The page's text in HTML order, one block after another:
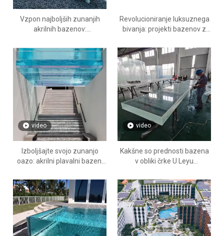
Vzpon najboljših zunanjih
akrilnih bazenov:
Bližnjem vzhodu
Revolucioniranje luksuznega
bivanja: projekti bazenov z
vzhodu in v jugovzhodni Aziji
video
Izboljšajte svojo zunanjo
oazo: akrilni plavalni bazeni
Leyu na Floridi
video
Kakšne so prednosti bazena
v obliki črke U Leyu
obliki črke U po meri - Leyu